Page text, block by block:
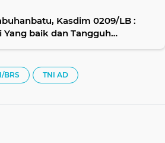
Kasdim 0209/LB :
baik dan Tangguh
BRS TNI AD